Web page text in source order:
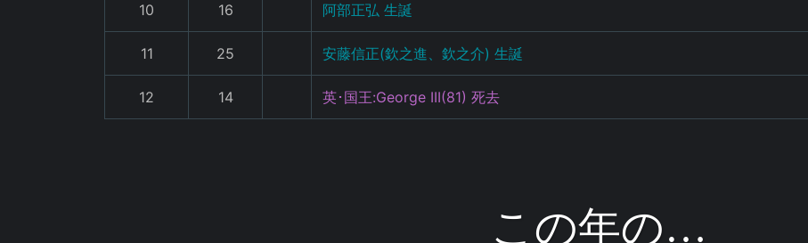
10 16 阿部正弘 生誕
11 25 安藤信正(欽之進、欽之介) 生誕
12 14 英･国王:George III(81) 死去
この年の…